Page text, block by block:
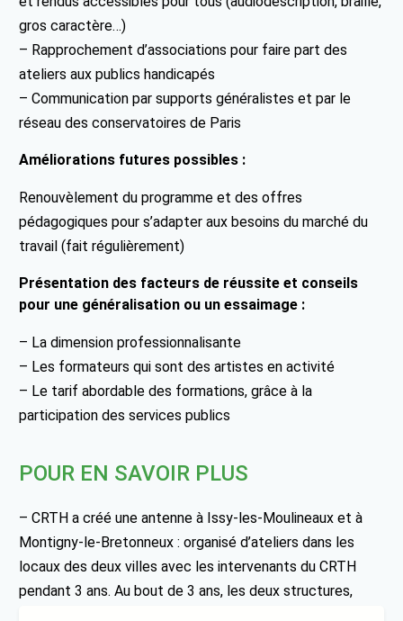
gros caractère…)
– Rapprochement d’associations pour faire part des
ateliers aux publics handicapés
– Communication par supports généralistes et par le
réseau des conservatoires de Paris
Améliorations futures possibles :
Renouvèlement du programme et des offres
pédagogiques pour s’adapter aux besoins du marché du
travail (fait régulièrement)
Présentation des facteurs de réussite et conseils
pour une généralisation ou un essaimage :
– La dimension professionnalisante
– Les formateurs qui sont des artistes en activité
– Le tarif abordable des formations, grâce à la
participation des services publics
POUR EN SAVOIR PLUS
– CRTH a créé une antenne à Issy-les-Moulineaux et à
Montigny-le-Bretonneux : organisé d’ateliers dans les
locaux des deux villes avec les intervenants du CRTH
pendant 3 ans. Au bout de 3 ans, les deux structures,